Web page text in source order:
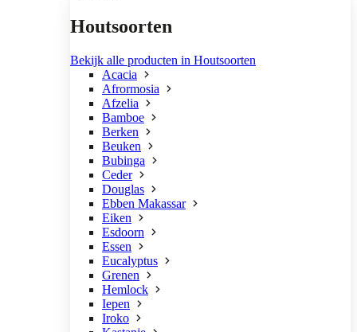
Houtsoorten
Bekijk alle producten in Houtsoorten
Acacia
Afrormosia
Afzelia
Bamboe
Berken
Beuken
Bubinga
Ceder
Douglas
Ebben Makassar
Eiken
Esdoorn
Essen
Eucalyptus
Grenen
Hemlock
Iepen
Iroko